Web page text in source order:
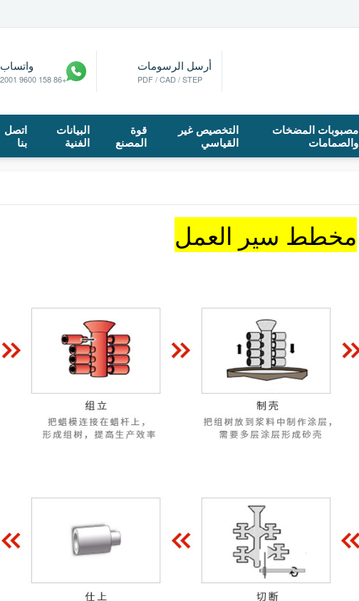
أرسل الرسومات
PDF / CAD / STEP
واتساب
+86 158 9600 2001
مصبوبات المضخات
والصمامات
التخصيص غير
القياسي
قوة
المصنع
البيانات
الفنية
اتصل
بنا
مخطط سير العمل